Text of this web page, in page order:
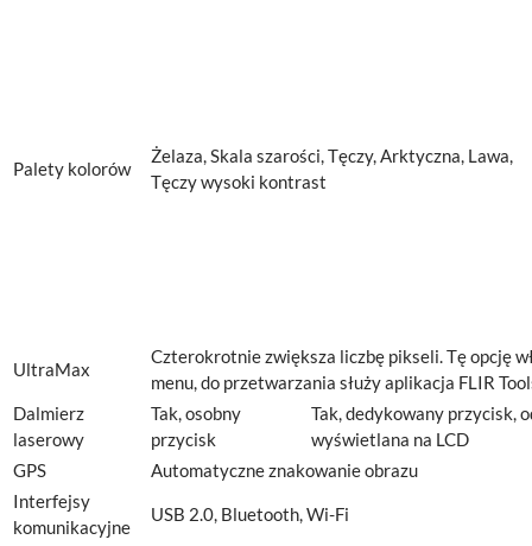
Palety kolorów
Żelaza, Skala szarości, Tęczy, Arktyczna, Lawa,
Tęczy wysoki kontrast
UltraMax
Czterokrotnie zwiększa liczbę pikseli. Tę opcję
menu, do przetwarzania służy aplikacja FLIR
Dalmierz
laserowy
Tak, osobny
przycisk
Tak, dedykowany przycisk,
wyświetlana na LCD
GPS
Automatyczne znakowanie obrazu
Interfejsy
komunikacyjne
USB 2.0, Bluetooth, Wi-Fi